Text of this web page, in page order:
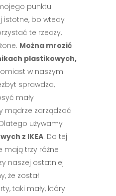
punktu
istotne, bo wtedy
te rzeczy,
Można mrozić
plastikowych,
w naszym
sprawdza,
mały
mądrze zarządzać
używamy
z IKEA. Do tej
mają trzy różne
naszej ostatniej
że został
taki mały, który